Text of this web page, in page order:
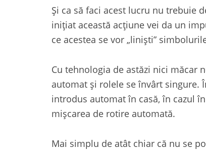
Şi ca să faci acest lucru nu trebuie
inițiat această acțiune vei da un
ce acestea se vor „liniști”
Cu tehnologia de astăzi nici măcar
automat şi rolele se învârt singure.
introdus automat în casă, în cazul
mișcarea de rotire automată.
Mai simplu de atât chiar că nu se